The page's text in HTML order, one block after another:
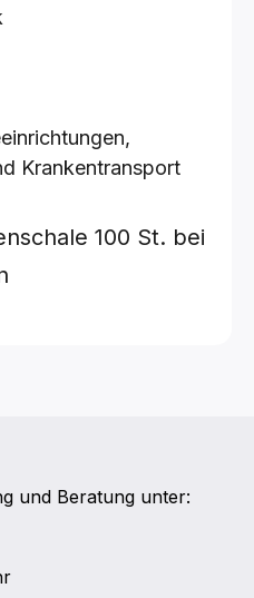
Krankentransport
100 St. bei
und Beratung unter: